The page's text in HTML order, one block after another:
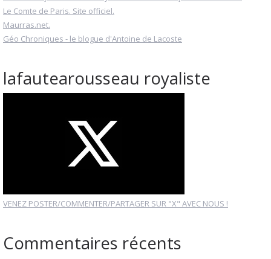
Le Comte de Paris. Site officiel.
Maurras.net.
Géo Chroniques - le blogue d'Antoine de Lacoste
lafautearousseau royaliste
VENEZ POSTER/COMMENTER/PARTAGER SUR "X" AVEC NOUS !
Commentaires récents